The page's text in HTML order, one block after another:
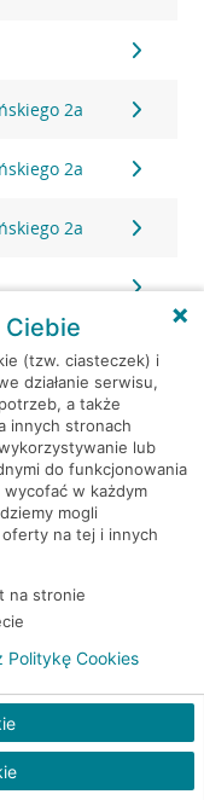
2a
2a
2a
Ciebie
(tzw. ciasteczek) i
działanie serwisu,
a także
innych stronach
lub
do funkcjonowania
w każdym
mogli
na tej i innych
na stronie
Politykę Cookies